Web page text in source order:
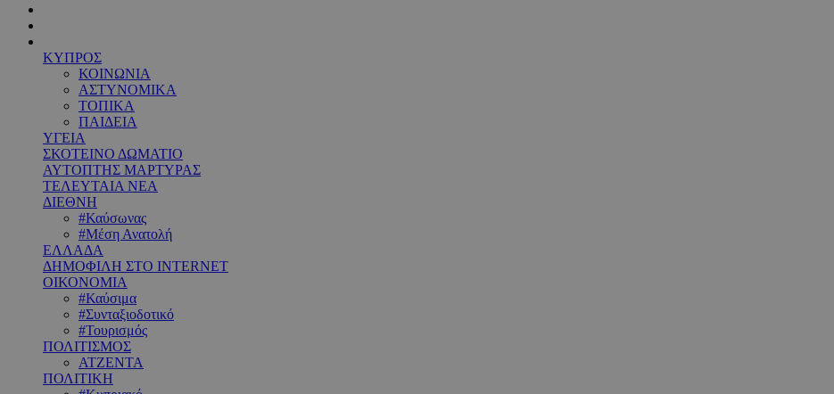
ΚΥΠΡΟΣ
ΚΟΙΝΩΝΙΑ
ΑΣΤΥΝΟΜΙΚΑ
ΤΟΠΙΚΑ
ΠΑΙΔΕΙΑ
ΥΓΕΙΑ
ΣΚΟΤΕΙΝΟ ΔΩΜΑΤΙΟ
ΑΥΤΟΠΤΗΣ ΜΑΡΤΥΡΑΣ
ΤΕΛΕΥΤΑΙΑ ΝΕΑ
ΔΙΕΘΝΗ
#Καύσωνας
#Μέση Ανατολή
ΕΛΛΑΔΑ
ΔΗΜΟΦΙΛΗ ΣΤΟ INTERNET
ΟΙΚΟΝΟΜΙΑ
#Καύσιμα
#Συνταξιοδοτικό
#Τουρισμός
ΠΟΛΙΤΙΣΜΟΣ
ΑΤΖΕΝΤΑ
ΠΟΛΙΤΙΚΗ